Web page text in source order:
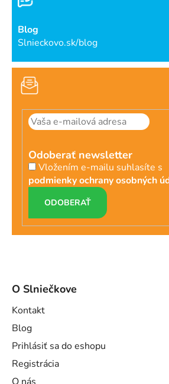
Blog
Slnieckovo.sk/blog
Odoberať newsletter
Vložením e-mailu suhlasíte s
podmienky ochrany osobných
PRIHLÁSIŤ
SA
O Slniečkove
Kontakt
Blog
Prihlásiť sa do eshopu
Registrácia